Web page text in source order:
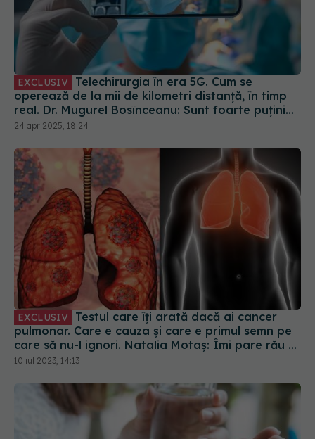
operează de la mii de kilometri distanță, în timp
real. Dr. Mugurel Bosînceanu: Sunt foarte puțini
proctori pe glob. Controlează robotul de la
distanță
24 apr 2025, 18:24
EXCLUSIV Testul care îți arată dacă ai cancer
pulmonar. Care e cauza și care e primul semn pe
care să nu-l ignori. Natalia Motaș: Îmi pare rău să
spun. E parșiv ca boală
10 iul 2023, 14:13